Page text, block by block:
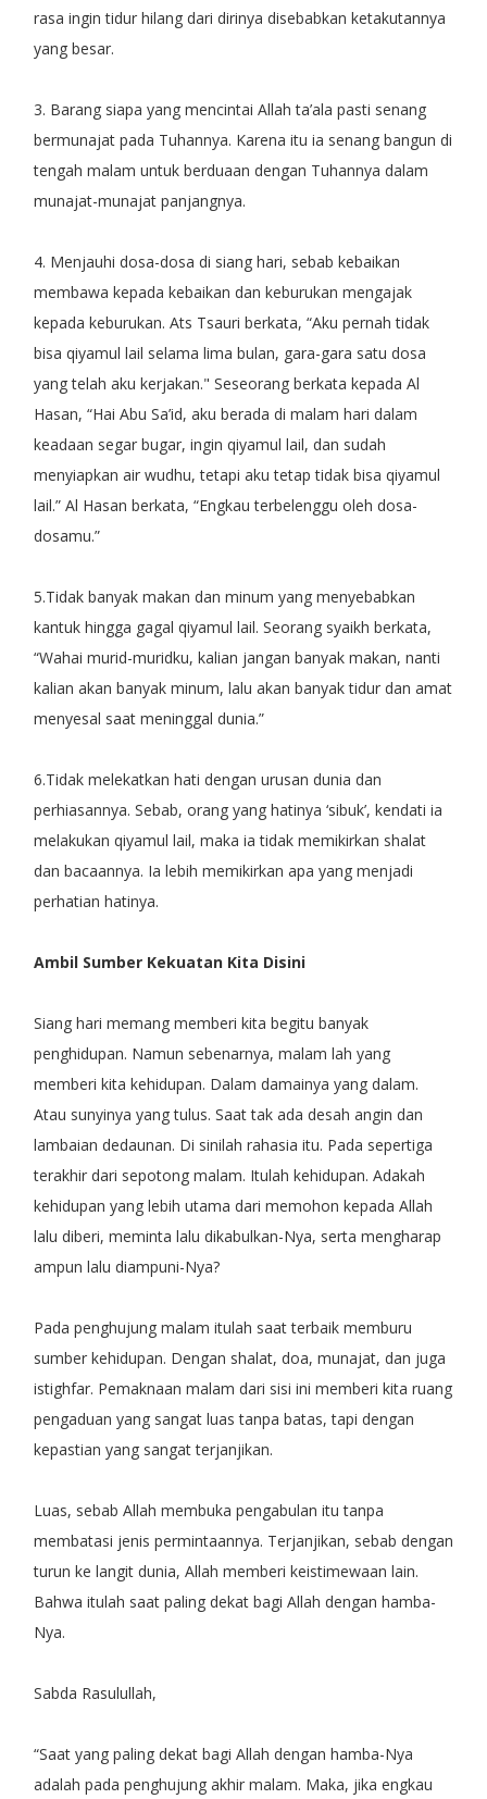
rasa ingin tidur hilang dari dirinya disebabkan ketakutannya
yang besar.
3. Barang siapa yang mencintai Allah ta’ala pasti senang
bermunajat pada Tuhannya. Karena itu ia senang bangun di
tengah malam untuk berduaan dengan Tuhannya dalam
munajat-munajat panjangnya.
4. Menjauhi dosa-dosa di siang hari, sebab kebaikan
membawa kepada kebaikan dan keburukan mengajak
kepada keburukan. Ats Tsauri berkata, “Aku pernah tidak
bisa qiyamul lail selama lima bulan, gara-gara satu dosa
yang telah aku kerjakan." Seseorang berkata kepada Al
Hasan, “Hai Abu Sa’id, aku berada di malam hari dalam
keadaan segar bugar, ingin qiyamul lail, dan sudah
menyiapkan air wudhu, tetapi aku tetap tidak bisa qiyamul
lail.” Al Hasan berkata, “Engkau terbelenggu oleh dosa-
dosamu.”
5.Tidak banyak makan dan minum yang menyebabkan
kantuk hingga gagal qiyamul lail. Seorang syaikh berkata,
“Wahai murid-muridku, kalian jangan banyak makan, nanti
kalian akan banyak minum, lalu akan banyak tidur dan amat
menyesal saat meninggal dunia.”
6.Tidak melekatkan hati dengan urusan dunia dan
perhiasannya. Sebab, orang yang hatinya ‘sibuk’, kendati ia
melakukan qiyamul lail, maka ia tidak memikirkan shalat
dan bacaannya. Ia lebih memikirkan apa yang menjadi
perhatian hatinya.
Ambil Sumber Kekuatan Kita Disini
Siang hari memang memberi kita begitu banyak
penghidupan. Namun sebenarnya, malam lah yang
memberi kita kehidupan. Dalam damainya yang dalam.
Atau sunyinya yang tulus. Saat tak ada desah angin dan
lambaian dedaunan. Di sinilah rahasia itu. Pada sepertiga
terakhir dari sepotong malam. Itulah kehidupan. Adakah
kehidupan yang lebih utama dari memohon kepada Allah
lalu diberi, meminta lalu dikabulkan-Nya, serta mengharap
ampun lalu diampuni-Nya?
Pada penghujung malam itulah saat terbaik memburu
sumber kehidupan. Dengan shalat, doa, munajat, dan juga
istighfar. Pemaknaan malam dari sisi ini memberi kita ruang
pengaduan yang sangat luas tanpa batas, tapi dengan
kepastian yang sangat terjanjikan.
Luas, sebab Allah membuka pengabulan itu tanpa
membatasi jenis permintaannya. Terjanjikan, sebab dengan
turun ke langit dunia, Allah memberi keistimewaan lain.
Bahwa itulah saat paling dekat bagi Allah dengan hamba-
Nya.
Sabda Rasulullah,
“Saat yang paling dekat bagi Allah dengan hamba-Nya
adalah pada penghujung akhir malam. Maka, jika engkau